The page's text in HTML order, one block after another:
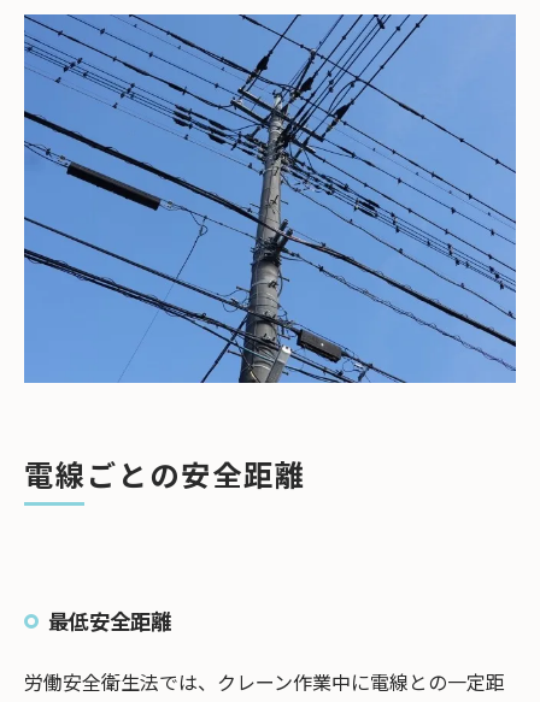
絶縁カバーの使用
電力会社との連携
まとめ
電線ごとの安全距離
最低安全距離
労働安全衛生法では、クレーン作業中に電線との一定距